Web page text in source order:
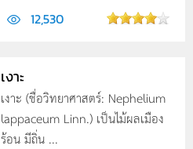
12,530
เงาะ
เงาะ (ชื่อวิทยาศาสตร์: Nephelium
lappaceum Linn.) เป็นไม้ผลเมือง
ร้อน มีถิ่น ...